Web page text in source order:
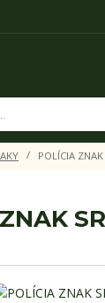
POLÍCIA